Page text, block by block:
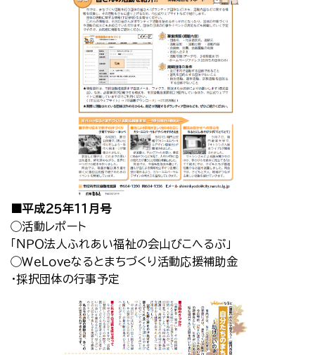
■平成２５年１１月号
◯活動レポート
「ＮＰＯ法人ふれあい福祉の会山びこへるぷ」
◯ＷｅＬｏｖｅなるとまちづくり活動応援補助金
・採択団体の行事予定